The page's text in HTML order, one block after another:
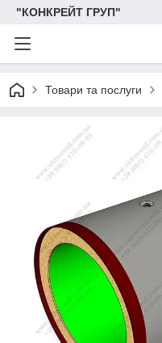
"КОНКРЕЙТ ГРУП"
Товари та послуги